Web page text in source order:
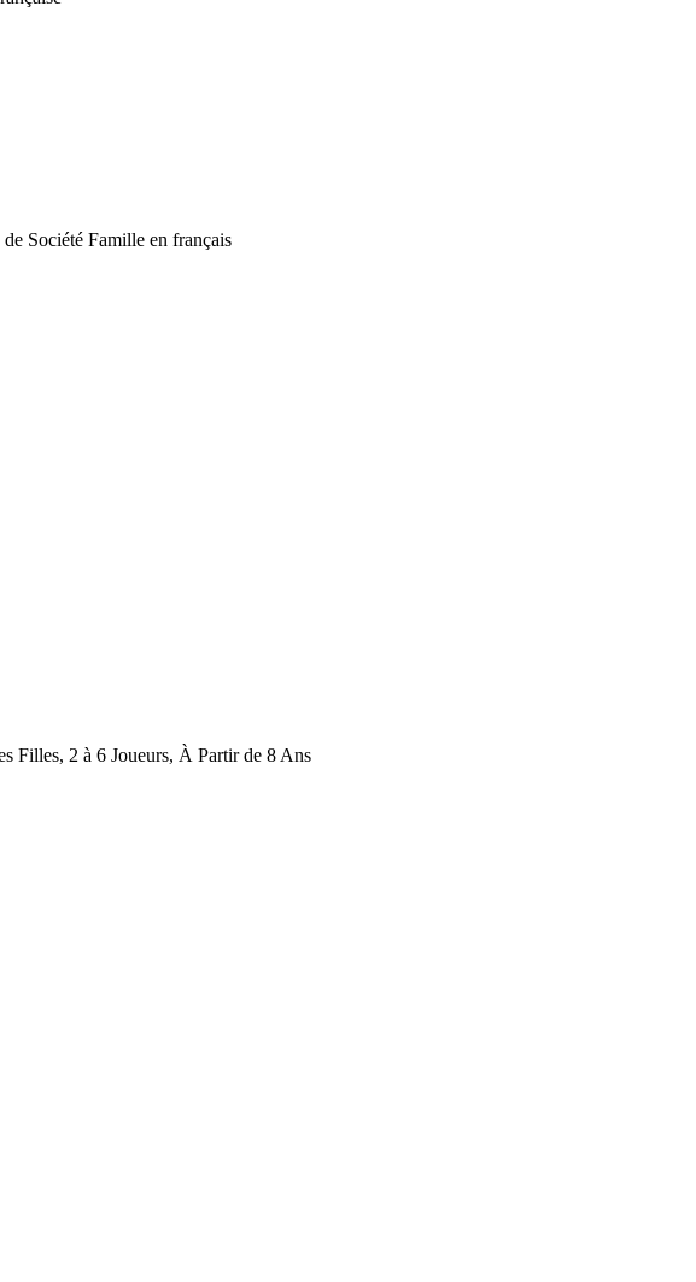
Société Famille en français
Filles, 2 à 6 Joueurs, À Partir de 8 Ans